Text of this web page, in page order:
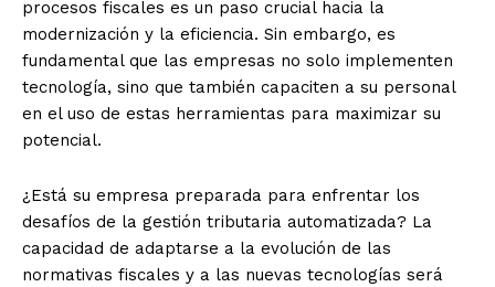
procesos fiscales es un paso crucial hacia la
modernización y la eficiencia. Sin embargo, es
fundamental que las empresas no solo implementen
tecnología, sino que también capaciten a su personal
en el uso de estas herramientas para maximizar su
potencial.
¿Está su empresa preparada para enfrentar los
desafíos de la gestión tributaria automatizada? La
capacidad de adaptarse a la evolución de las
normativas fiscales y a las nuevas tecnologías será